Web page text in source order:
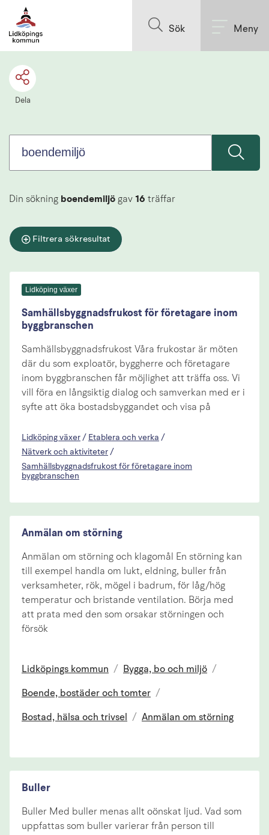
Sök Meny
Dela
Sökförslagen
presenteras
sökrutan
Din sökning boendemiljö gav 16 träffar
Filtrera sökresultat
Lidköping växer
Samhällsbyggnadsfrukost för företagare inom
byggbranschen
Samhällsbyggnadsfrukost Våra frukostar är möten
där du som exploatör, byggherre och företagare
inom byggbranschen får möjlighet att träffa oss. Vi
vill föra en långsiktig dialog och samverkan med er i
syfte att öka bostadsbyggandet och visa på
Lidköping växer / Etablera och verka /
Nätverk och aktiviteter /
Samhällsbyggnadsfrukost för företagare inom
byggbranschen
Anmälan om störning
Anmälan om störning och klagomål En störning kan
till exempel handla om lukt, eldning, buller från
verksamheter, rök, mögel i badrum, för låg/hög
temperatur och bristande ventilation. Börja med
att prata med den som orsakar störningen och
försök
Lidköpings kommun / Bygga, bo och miljö /
Boende, bostäder och tomter /
Bostad, hälsa och trivsel / Anmälan om störning
Buller
Buller Med buller menas allt oönskat ljud. Vad som
uppfattas som buller varierar från person till